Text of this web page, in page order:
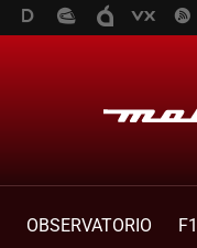
OBSERVATORIO F1